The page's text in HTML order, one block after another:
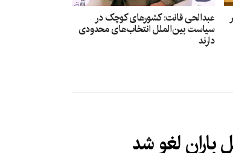
عبدالحی قانت: کشورهای کوچک در
سیاست بین‌الملل انتخاب‌های محدودی
دارند
باران لغو شد